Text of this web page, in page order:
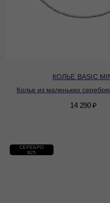
КОЛЬЕ BASIC
Колье из маленьких
14 290 ₽
СЕРЕБРО
925